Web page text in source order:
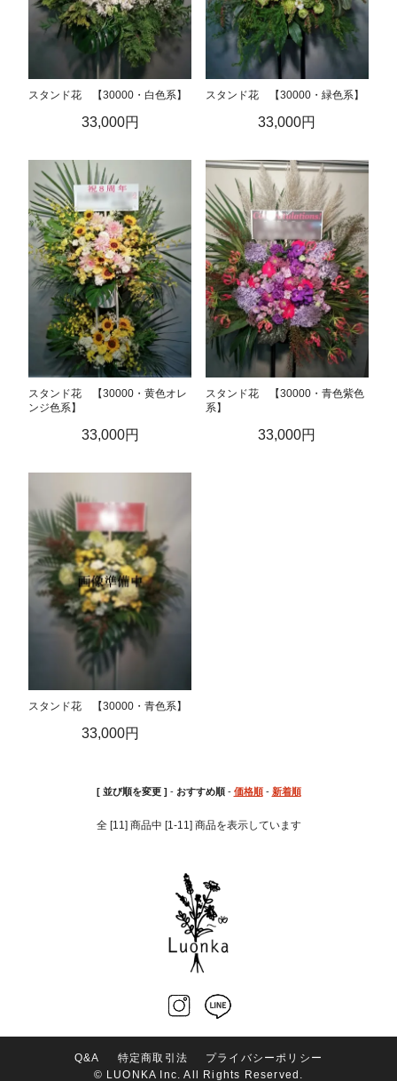
スタンド花 【30000・白色系】
33,000円
スタンド花 【30000・緑色系】
33,000円
スタンド花 【30000・黄色オレ
ンジ色系】
33,000円
スタンド花 【30000・青色紫色
系】
33,000円
スタンド花 【30000・青色系】
33,000円
[ 並び順を変更 ] - おすすめ順- 価格順- 新着順
全 [11] 商品中 [1-11] 商品を表示しています
© LUONKA Inc. All Rights Reserved.
Q&A 特定商取引法 プライバシーポリシー